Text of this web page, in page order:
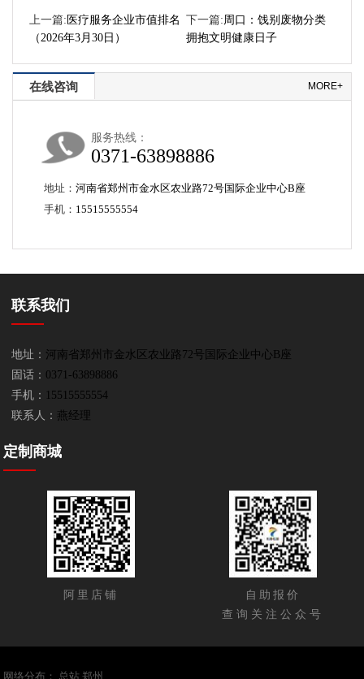
上一篇: 医疗服务企业市值排名
（2026年3月30日）
下一篇: 周口：饯别废物分类
拥抱文明健康日子
MORE+
在线咨询
服务热线：
0371-63898886
地址： 河南省郑州市金水区农业路72号国际企业中心B座
手机： 15515555554
联系我们
地址： 河南省郑州市金水区农业路72号国际企业中心B座
固话： 0371-63898886
手机： 15515555554
联系人： 燕经理
定制商城
阿里店铺
自助报价
查询关注公众号
网络分布： 总站 郑州